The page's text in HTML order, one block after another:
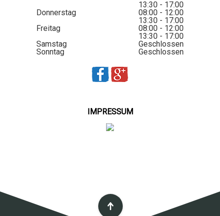
13:30 - 17:00
Donnerstag
08:00 - 12:00
13:30 - 17:00
Freitag
08:00 - 12:00
13:30 - 17:00
Samstag
Geschlossen
Sonntag
Geschlossen
IMPRESSUM